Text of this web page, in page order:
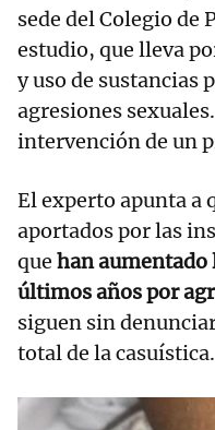
sede del Colegio de
estudio, que lleva
y uso de sustancias
agresiones
intervención de un
El experto apunta a
aportados por las
que han aumentado
últimos años por
siguen sin
total de la casuística.